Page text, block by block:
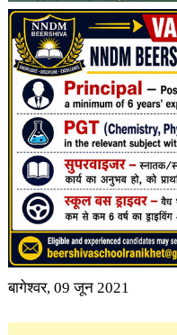
बागेश्वर, 09 जून 2021